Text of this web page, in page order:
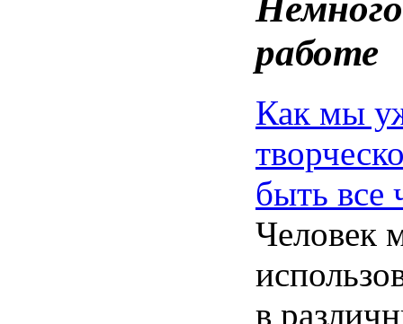
Немного
работе
Как мы
быть все
Человек
в